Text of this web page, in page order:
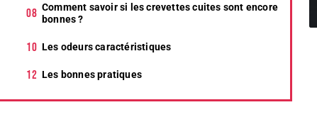
Comment savoir si les crevettes cuites sont encore
bonnes ?
Les odeurs caractéristiques
Les bonnes pratiques